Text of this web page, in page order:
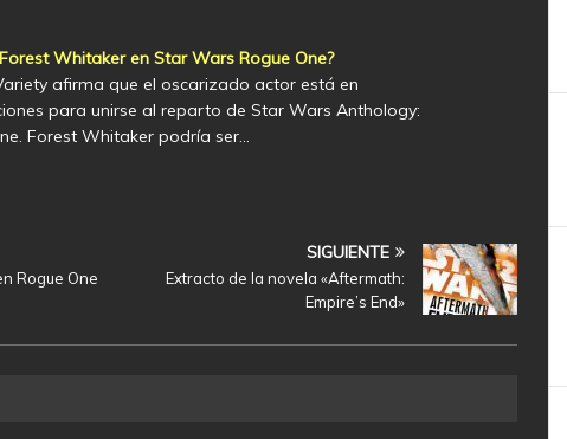
Whitaker en Star Wars Rogue One?
afirma que el oscarizado actor está en
para unirse al reparto de Star Wars Anthology:
Forest Whitaker podría ser…
Rogue One
SIGUIENTE
Extracto de la novela «Aftermath:
Empire’s End»